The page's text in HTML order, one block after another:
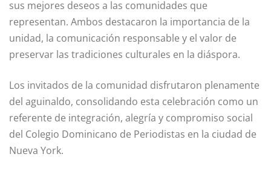
sus mejores deseos a las comunidades que
representan. Ambos destacaron la importancia de la
unidad, la comunicación responsable y el valor de
preservar las tradiciones culturales en la diáspora.
Los invitados de la comunidad disfrutaron plenamente
del aguinaldo, consolidando esta celebración como un
referente de integración, alegría y compromiso social
del Colegio Dominicano de Periodistas en la ciudad de
Nueva York.